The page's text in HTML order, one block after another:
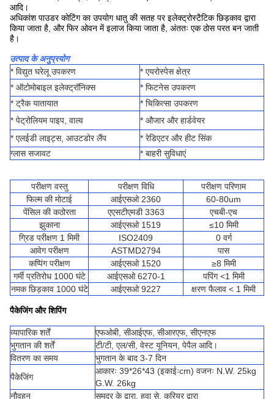
आदि।
अधिकांश पाउडर कोटिंग का उपयोग धातु की सतह पर इलेक्ट्रोस्टैटिक छिड़काव द्वारा
किया जाता है, और फिर ओवन में इलाज किया जाता है, अंततः एक ठोस परत बन जाती
है।
उत्पाद के अनुप्रयोग
* विद्युत घरेलू उपकरण
* एयरोस्पेस क्षेत्र
* ऑटोमोबाइल इलेक्ट्रॉनिक्स
* फिटनेस उपकरण
* ट्रैक यातायात
* चिकित्सा उपकरण
* पेट्रोलियम पाइप, वाल्व
* औजार और हार्डवेयर
* एलईडी लाइट्स, आउटडोर लैंप
* रेडिएटर और हीट सिंक
ग्लास सजावट
* बाहरी सुविधाएं
परीक्षण वस्तु परीक्षण विधि
परीक्षण परिणाम
फिल्म की मोटाई
आईएसओ 2360
60-80um
पेंसिल की कठोरता
एएसटीएमडी 3363
एचबी-एच
झुकाना
आईएसओ 1519
≤10 मिमी
ग्रिड परीक्षण 1 मिमी
ISO2409
0 वर्ग
आवेग परीक्षण
ASTMD2794
पास
कप्पिंग परीक्षण
आईएसओ 1520
≥8 मिमी
गर्मी प्रतिरोध 1000 घंटे
आईएसओ 6270-1
पपिंग <1 मिमी
नमक छिड़काव 1000 घंटे
आईएसओ 9227 क्षरण फैलाव < 1 मिमी
पैकेजिंग और शिपिंग
व्यापारिक शर्तें
एफओबी, सीआईएफ, सीआरएफ, सीएनएफ
भुगतान की शर्तें
टी/टी, एल/सी, वेस्ट यूनियन, पेपैल आदि।
वितरण का समय
भुगतान के बाद 3-7 दिन
पैकेजिंग
आकारः 39*26*43 (इकाईःcm) वजनः N.W. 25kg
G.W. 26kg
नौवहन
समुद्र के द्वारा, हवा से, कूरियर द्वारा